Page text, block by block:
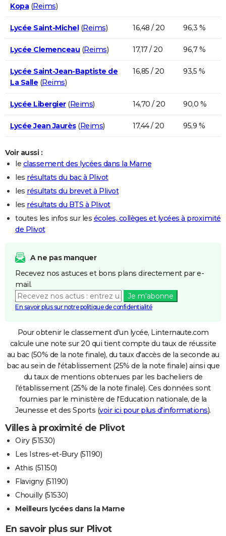
Kopa(Reims)
Lycée Saint-Michel(Reims) 16,48 / 20 96,3 %
Lycée Clemenceau (Reims) 17,17 / 20 96,7 %
Lycée Saint-Jean-Baptiste de
La Salle (Reims)
16,85 / 20 93,5 %
Lycée Libergier(Reims) 14,70 / 20 90,0 %
Lycée Jean Jaurès(Reims) 17,44 / 20 95,9 %
Voir aussi :
le classement des lycées dans la Marne
les résultats du bac à Plivot
les résultats du brevet à Plivot
les résultats du BTS à Plivot
toutes les infos sur les écoles, collèges et lycées à proximité
de Plivot
A ne pas manquer
Recevez nos astuces et bons plans directement par e-
mail.
Je m'abonne
En savoir plus sur notre politique de confidentialité
Pour obtenir le classement d'un lycée, Linternaute.com
calcule une note sur 20 qui tient compte du taux de réussite
au bac (50% de la note finale), du taux d'accès de la seconde au
bac au sein de l'établissement (25% de la note finale) ainsi que
du taux de mentions obtenues par les bacheliers de
l'établissement (25% de la note finale). Ces données sont
fournies par le ministère de l'Education nationale, de la
Jeunesse et des Sports (voir ici pour plus d'informations).
Villes à proximité de Plivot
Oiry (51530)
Les Istres-et-Bury (51190)
Athis (51150)
Flavigny (51190)
Chouilly (51530)
Meilleurs lycées dans la Marne
En savoir plus sur Plivot